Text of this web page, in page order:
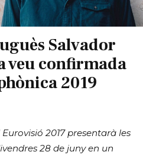
Salvador
veu confirmada
2019
2017 presentarà les
28 de juny en un